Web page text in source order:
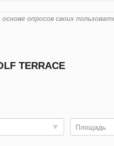
опросов своих
TERRACE
Площадь